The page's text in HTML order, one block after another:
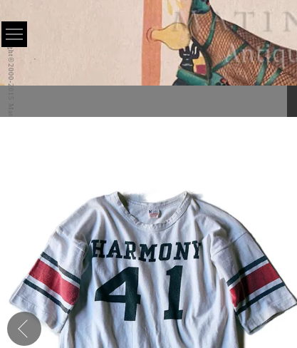
Copyright©2000-2015 Matin All Rights Reserved.